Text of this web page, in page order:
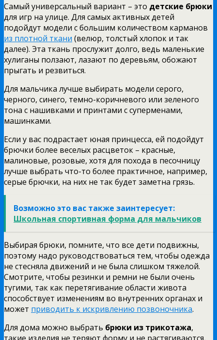
Самый универсальный вариант – это детские брюки
для игр на улице. Для самых активных детей
подойдут модели с большим количеством карманов
из плотной ткани (велюр, толстый хлопок и так
далее). Эта ткань прослужит долго, ведь маленькие
хулиганы ползают, лазают по деревьям, обожают
прыгать и резвиться.
Для мальчика лучше выбирать модели серого,
черного, синего, темно-коричневого или зеленого
тона с нашивками и принтами с суперменами,
машинками.
Если у вас подрастает юная принцесса, ей подойдут
брючки более веселых расцветок – красные,
малиновые, розовые, хотя для похода в песочницу
лучше выбрать что-то более практичное, например,
серые брючки, на них не так будет заметна грязь.
Возможно это вас также заинтересует:
Школьная спортивная форма для мальчиков
Выбирая брюки, помните, что все дети подвижны,
поэтому надо руководствоваться тем, чтобы одежда
не стесняла движений и не была слишком тяжелой.
Смотрите, чтобы резинки и ремни не были очень
тугими, так как перетягивание области живота
способствует изменениям во внутренних органах и
может приводить к искривлению позвоночника.
Для дома можно выбрать брюки из трикотажа,